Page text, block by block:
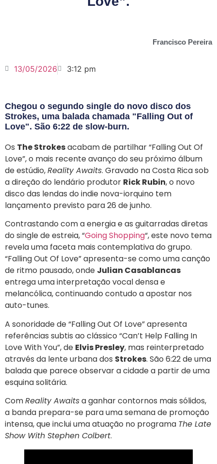
Francisco Pereira
13/05/2026 3:12 pm
Chegou o segundo single do novo disco dos
Strokes, uma balada chamada "Falling Out of
Love". São 6:22 de slow-burn.
Os The Strokesacabam de partilhar “Falling Out Of
Love”, o mais recente avanço do seu próximo álbum
de estúdio,Reality Awaits. Gravado na Costa Rica sob
a direção do lendário produtor Rick Rubin, o novo
disco das lendas do indie nova-iorquino tem
lançamento previsto para 26 de junho.
Contrastando com a energia e as guitarradas diretas
do single de estreia, “Going Shopping“, este novo tema
revela uma faceta mais contemplativa do grupo.
“Falling Out Of Love” apresenta-se como uma canção
de ritmo pausado, onde Julian Casablancas
entrega uma interpretação vocal densa e
melancólica, continuando contudo a apostar nos
auto-tunes.
A sonoridade de “Falling Out Of Love” apresenta
referências subtis ao clássico “Can’t Help Falling In
Love With You”, de Elvis Presley, mas reinterpretado
através da lente urbana dos Strokes. São 6:22 de uma
balada que parece observar a cidade a partir de uma
esquina solitária.
ComReality Awaitsa ganhar contornos mais sólidos,
a banda prepara-se para uma semana de promoção
intensa, que inclui uma atuação no programa The Late
Show With Stephen Colbert.